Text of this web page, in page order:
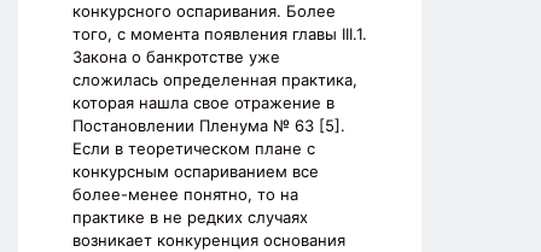
конкурсного оспаривания. Более
того, с момента появления главы III.1.
Закона о банкротстве уже
сложилась определенная практика,
которая нашла свое отражение в
Постановлении Пленума № 63 [5].
Если в теоретическом плане с
конкурсным оспариванием все
более-менее понятно, то на
практике в не редких случаях
возникает конкуренция основания